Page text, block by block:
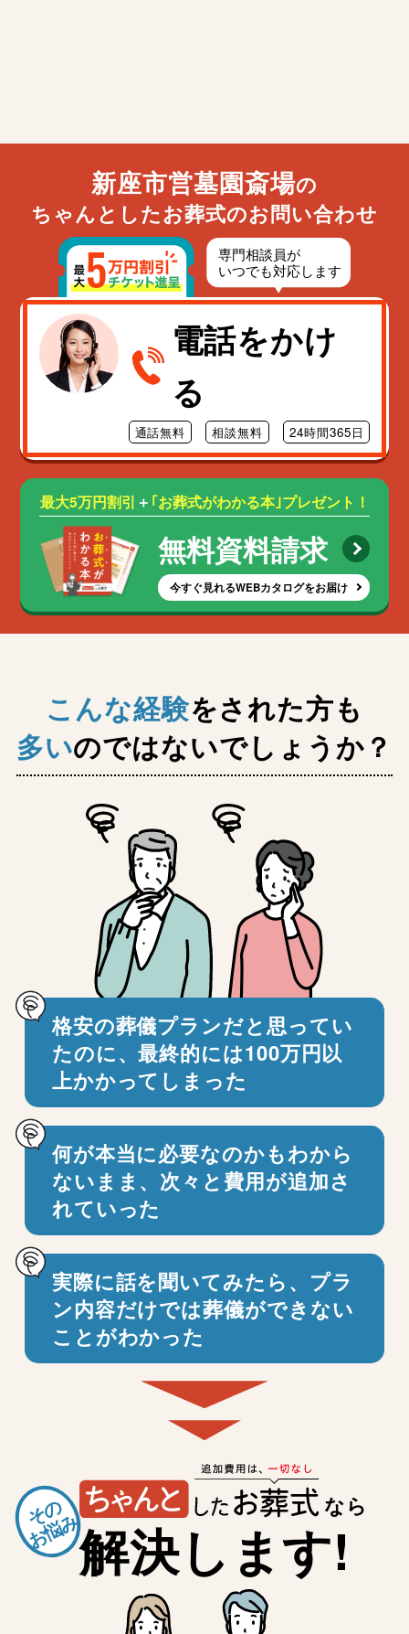
新座市営墓園斎場の
ちゃんとしたお葬式のお問い合わせ
電話をかけ
る
通話無料 相談無料 24時間365日
最大5万円割引 ＋ ｢お葬式がわかる本｣プレゼント！
無料資料請求
今すぐ見れるWEBカタログをお届け
こんな経験をされた方も
多いのではないでしょうか？
格安の葬儀プランだと思ってい
たのに、最終的には100万円以
上かかってしまった
何が本当に必要なのかもわから
ないまま、 次々と費用が追加さ
れていった
実際に話を聞いてみたら、プラ
ン内容だけでは葬儀ができない
ことがわかった
その
お悩み
なら
解決します!